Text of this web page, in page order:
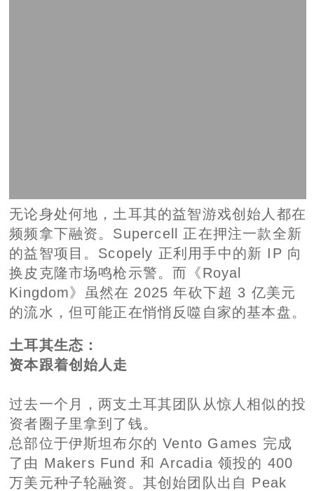
无论身处何地，土耳其的益智游戏创始人都在
频频拿下融资。Supercell 正在押注一款全新
的益智项目。Scopely 正利用手中的新 IP 向
换皮克隆市场鸣枪示警。而《Royal
Kingdom》虽然在 2025 年砍下超 3 亿美元
的流水，但可能正在悄悄反噬自家的基本盘。
土耳其生态：
资本跟着创始人走
过去一个月，两支土耳其团队从惊人相似的投
资者圈子里拿到了钱。
总部位于伊斯坦布尔的 Vento Games 完成
了由 Makers Fund 和 Arcadia 领投的 400
万美元种子轮融资。其创始团队出自 Peak